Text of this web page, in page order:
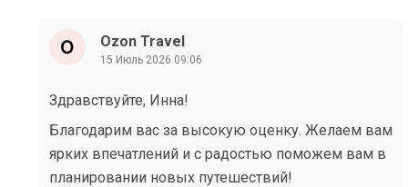
Ozon Travel
15 Июль 2026 09:06
Здравствуйте, Инна!
Благодарим вас за высокую оценку. Желаем вам
ярких впечатлений и с радостью поможем вам в
планировании новых путешествий!